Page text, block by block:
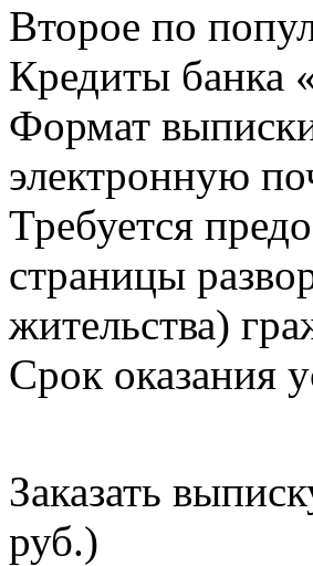
Второе по
Кредиты банка
Формат
электронную
Требуется
страницы
жительства)
Срок оказания
Заказать
руб.)